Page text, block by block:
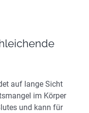
auf lange Sicht
im Körper
und kann für